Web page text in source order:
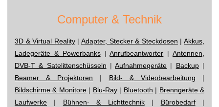
Computer & Technik
3D & Virtual Reality|Adapter, Stecker & Steckdosen |Akkus,
Ladegeräte & Powerbanks|Anrufbeantworter |Antennen,
DVB-T & Satelittenschüsseln |Aufnahmegeräte | Backup|
Beamer & Projektoren | Bild- & Videobearbeitung |
Bildschirme & Monitore| Blu-Ray| Bluetooth | Brenngeräte &
Laufwerke | Bühnen- & Lichttechnik| Bürobedarf|